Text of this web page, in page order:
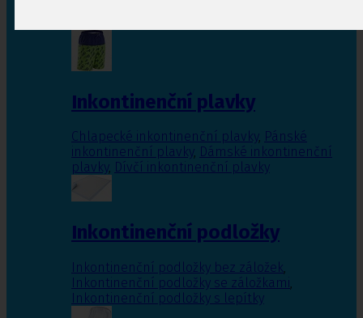
Inkontinenční plavky
Chlapecké inkontinenční plavky, Pánské
inkontinenční plavky, Dámské inkontinenční
plavky, Dívčí inkontinenční plavky
Inkontinenční podložky
Inkontinenční podložky bez záložek,
Inkontinenční podložky se záložkami,
Inkontinenční podložky s lepítky